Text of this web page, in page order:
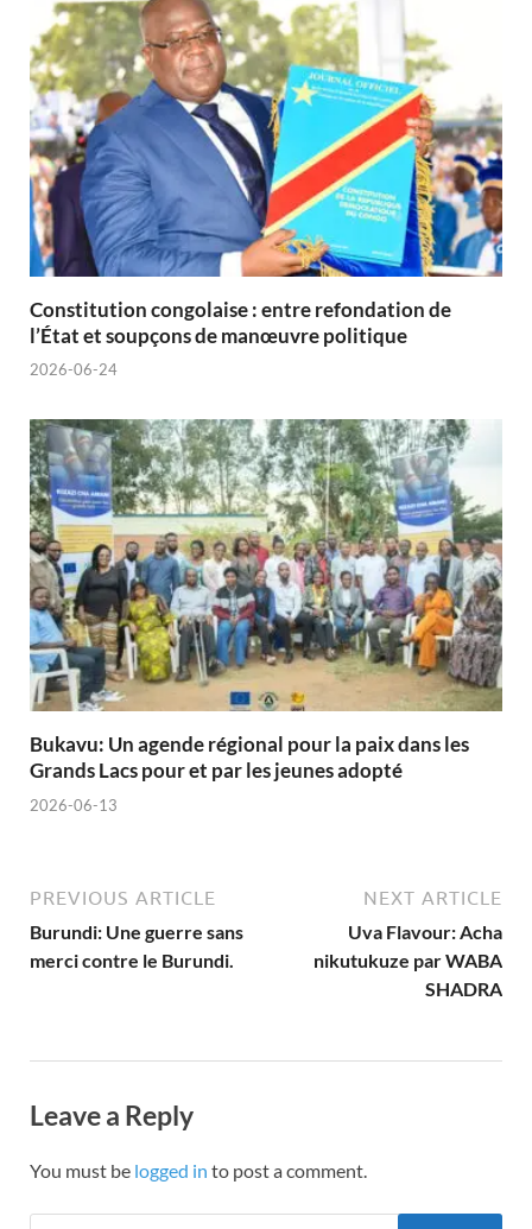
Constitution congolaise : entre refondation de
l’État et soupçons de manœuvre politique
2026-06-24
Bukavu: Un agende régional pour la paix dans les
Grands Lacs pour et par les jeunes adopté
2026-06-13
PREVIOUS ARTICLE
Burundi: Une guerre sans
merci contre le Burundi.
NEXT ARTICLE
Uva Flavour: Acha
nikutukuze par WABA
SHADRA
Leave a Reply
You must be logged in to post a comment.